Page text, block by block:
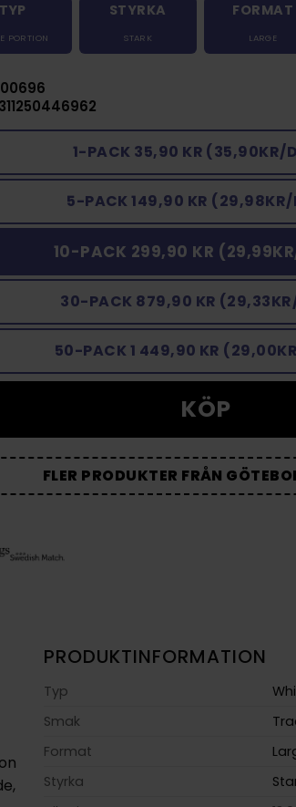
TYP
PORTION
STYRKA
STARK
FORMAT
LARGE
1-PACK 35,90 KR (35,90KR/
5-PACK 149,90 KR (29,98KR/
10-PACK 299,90 KR
30-PACK 879,90 KR
50-PACK 1 449,90 KR
KÖP
FLER PRODUKTER FRÅN
PRODUKTINFORMATION
Typ
Smak
Format
Styrka